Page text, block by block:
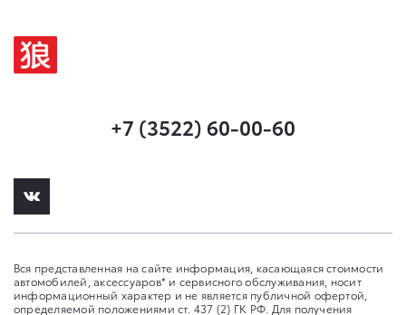
+7 (3522) 60-00-60
Вся представленная на сайте информация, касающаяся стоимости
автомобилей, аксессуаров* и сервисного обслуживания, носит
информационный характер и не является публичной офертой,
определяемой положениями ст. 437 (2) ГК РФ. Для получения